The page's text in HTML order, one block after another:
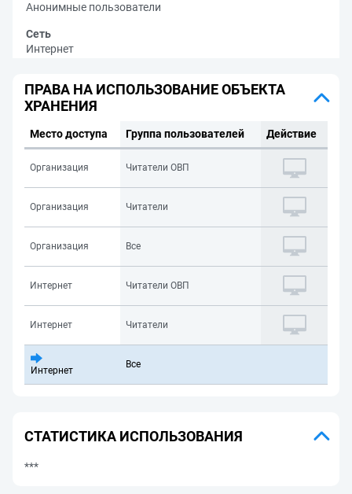
Анонимные пользователи
Сеть
Интернет
ПРАВА НА ИСПОЛЬЗОВАНИЕ ОБЪЕКТА
ХРАНЕНИЯ
Место доступа Группа пользователей Действие
Организация Читатели ОВП
Организация Читатели
Организация Все
Интернет Читатели ОВП
Интернет Читатели
Интернет
Все
СТАТИСТИКА ИСПОЛЬЗОВАНИЯ
***